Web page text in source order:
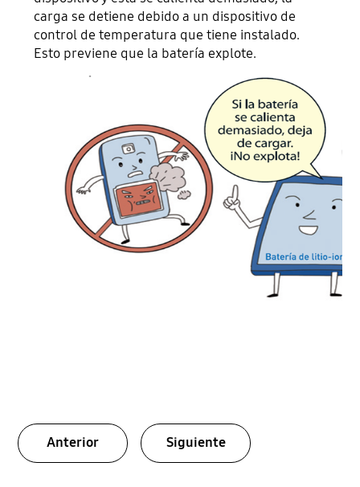
carga se detiene debido a un dispositivo de
control de temperatura que tiene instalado.
Esto previene que la batería explote.
Anterior Siguiente